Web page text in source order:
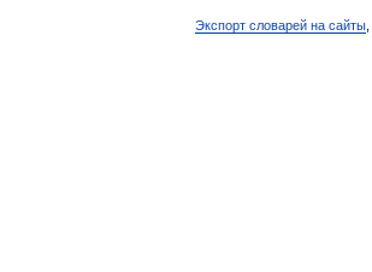
Экспорт словарей на сайты